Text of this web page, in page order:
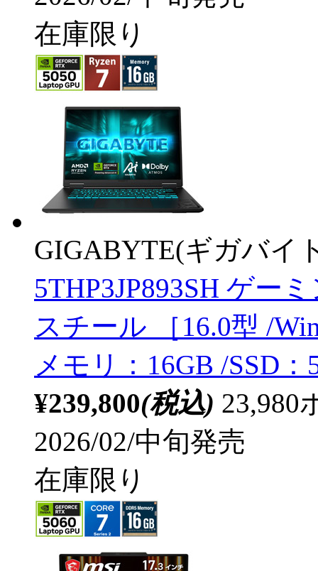
在庫限り
GIGABYTE(ギガバイ
5THP3JP893SH ゲー
スチール ［16.0型 /
メモリ：16GB /SSD
¥239,800(税込) 23,980
2026/02/中旬発売
在庫限り